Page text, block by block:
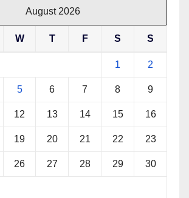
August 2026
W T F S S
1 2
5 6 7 8 9
12 13 14 15 16
19 20 21 22 23
26 27 28 29 30